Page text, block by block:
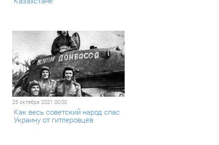
25 октября 2021 00:00
​Как весь советский народ спас
Украину от гитлеровцев